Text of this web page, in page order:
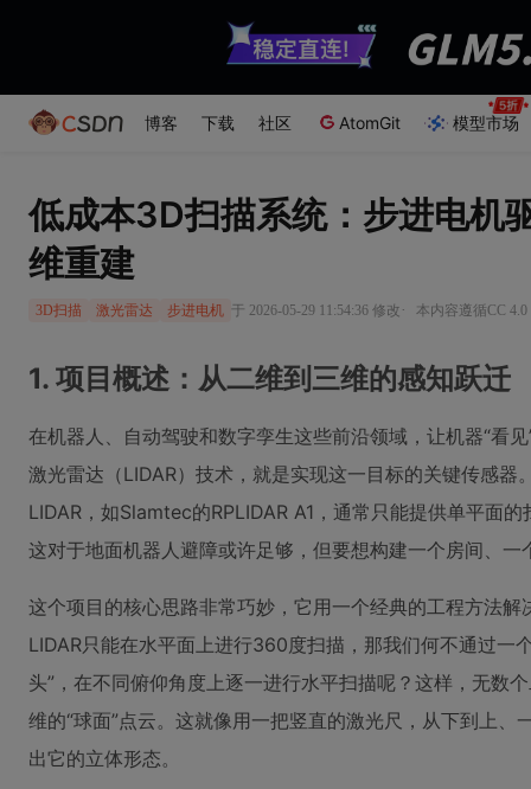
博客 下载 社区 AtomGit 模型市场
低成本3D扫描系统：步进电机
维重建
3D扫描 激光雷达 步进电机 于 2026-05-29 11:54:36 修改 · 本内容遵循CC
1. 项目概述：从二维到三维的感知跃迁
在机器人、自动驾驶和数字孪生这些前沿领域，让机器“看
激光雷达（LIDAR）技术，就是实现这一目标的关键传感
LIDAR，如Slamtec的RPLIDAR A1，通常只能提供单平面
这对于地面机器人避障或许足够，但要想构建一个房间、
这个项目的核心思路非常巧妙，它用一个经典的工程方法解
LIDAR只能在水平面上进行360度扫描，那我们何不通过一
头”，在不同俯仰角度上逐一进行水平扫描呢？这样，无数
维的“球面”点云。这就像用一把竖直的激光尺，从下到上
出它的立体形态。